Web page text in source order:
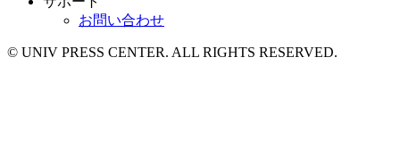
お問い合わせ
© UNIV PRESS CENTER. ALL RIGHTS RESERVED.